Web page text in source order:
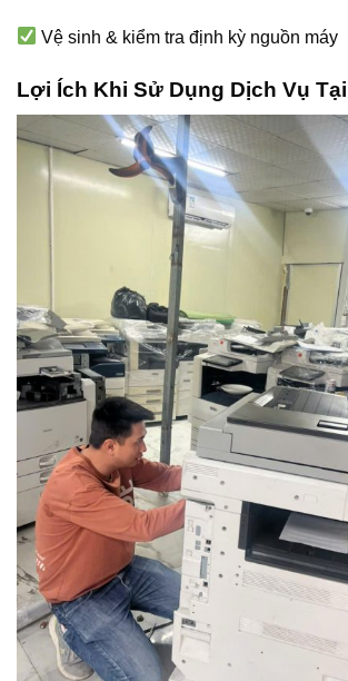
Vệ sinh & kiểm tra định kỳ nguồn máy
Lợi Ích Khi Sử Dụng Dịch Vụ